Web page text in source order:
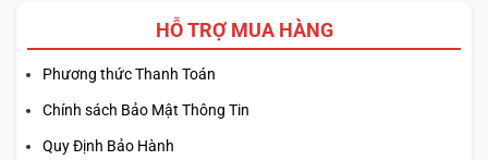
Ngoài ra,Dell Precision 5680
HỖ TRỢ MUA HÀNG
Phương thức Thanh Toán
Chính sách Bảo Mật Thông Tin
Quy Định Bảo Hành